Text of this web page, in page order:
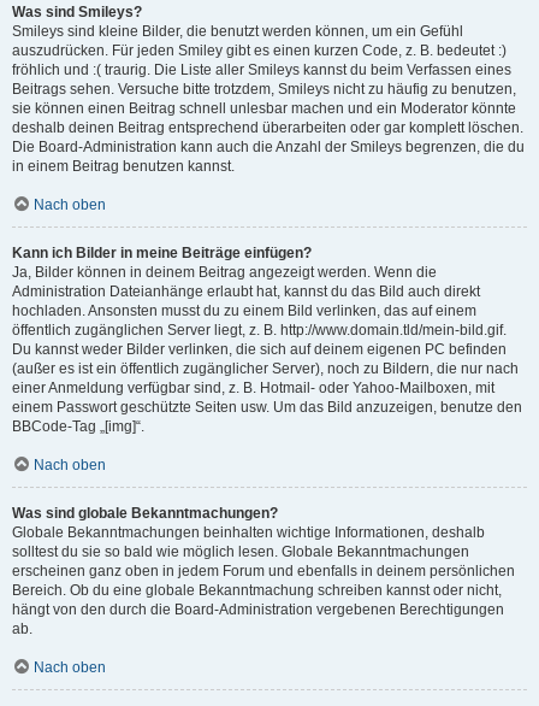
Was sind Smileys?
Smileys sind kleine Bilder, die benutzt werden können, um ein Gefühl
auszudrücken. Für jeden Smiley gibt es einen kurzen Code, z. B. bedeutet :)
fröhlich und :( traurig. Die Liste aller Smileys kannst du beim Verfassen eines
Beitrags sehen. Versuche bitte trotzdem, Smileys nicht zu häufig zu benutzen,
sie können einen Beitrag schnell unlesbar machen und ein Moderator könnte
deshalb deinen Beitrag entsprechend überarbeiten oder gar komplett löschen.
Die Board-Administration kann auch die Anzahl der Smileys begrenzen, die du
in einem Beitrag benutzen kannst.
Nach oben
Kann ich Bilder in meine Beiträge einfügen?
Ja, Bilder können in deinem Beitrag angezeigt werden. Wenn die
Administration Dateianhänge erlaubt hat, kannst du das Bild auch direkt
hochladen. Ansonsten musst du zu einem Bild verlinken, das auf einem
öffentlich zugänglichen Server liegt, z. B. http://www.domain.tld/mein-bild.gif.
Du kannst weder Bilder verlinken, die sich auf deinem eigenen PC befinden
(außer es ist ein öffentlich zugänglicher Server), noch zu Bildern, die nur nach
einer Anmeldung verfügbar sind, z. B. Hotmail- oder Yahoo-Mailboxen, mit
einem Passwort geschützte Seiten usw. Um das Bild anzuzeigen, benutze den
BBCode-Tag „[img]“.
Nach oben
Was sind globale Bekanntmachungen?
Globale Bekanntmachungen beinhalten wichtige Informationen, deshalb
solltest du sie so bald wie möglich lesen. Globale Bekanntmachungen
erscheinen ganz oben in jedem Forum und ebenfalls in deinem persönlichen
Bereich. Ob du eine globale Bekanntmachung schreiben kannst oder nicht,
hängt von den durch die Board-Administration vergebenen Berechtigungen
ab.
Nach oben